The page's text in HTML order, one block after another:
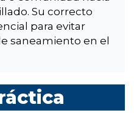
Su correcto
para evitar
saneamiento en el